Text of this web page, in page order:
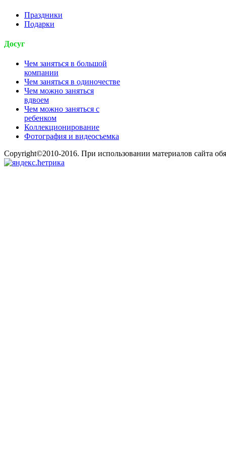
Праздники
Подарки
Досуг
Чем заняться в большой
компании
Чем заняться в одиночестве
Чем можно заняться
вдвоем
Чем можно заняться с
ребенком
Коллекционирование
Фотография и видеосъемка
Copyright©2010-2016. При использовании материалов сайта